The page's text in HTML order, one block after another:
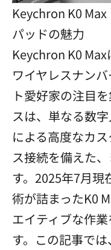
Keychron K0
パッドの魅力
Keychron K0
ワイヤレスナン
ト愛好家の注目
スは、単なる数
による高度なカ
ス接続を備えた
す。2025年7月
術が詰まったK0
エイティブな作
す。この記事で